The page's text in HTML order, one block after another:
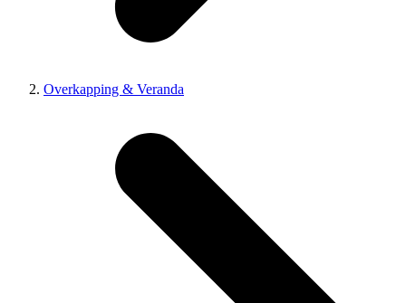
Overkapping & Veranda